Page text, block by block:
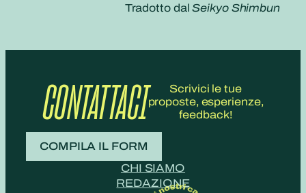
Tradotto dalSeikyo Shimbun
CONTATTACI
Scrivici le tue
proposte, esperienze,
feedback!
COMPILA IL FORM
CHI SIAMO
REDAZIONE